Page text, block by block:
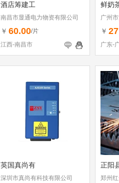
酒店筹建工
南昌市显通电力物资有限公司
￥ 60.00/片
江西-南昌市
鲜奶
广州
￥
广东-
英国真尚有
深圳市真尚有科技有限公司
正阳
郑州